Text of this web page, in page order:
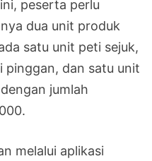
peserta perlu
dua unit produk
satu unit peti sejuk,
pinggan, dan satu unit
jumlah
melalui aplikasi